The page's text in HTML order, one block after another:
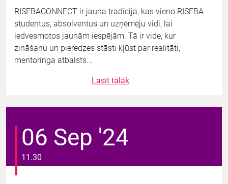
RISEBACONNECT ir jauna tradīcija, kas vieno RISEBA
studentus, absolventus un uzņēmēju vidi, lai
iedvesmotos jaunām iespējām. Tā ir vide, kur
zināšanu un pieredzes stāsti kļūst par realitāti,
mentoringa atbalsts...
Lasīt tālāk
06 Sep '24
11.30